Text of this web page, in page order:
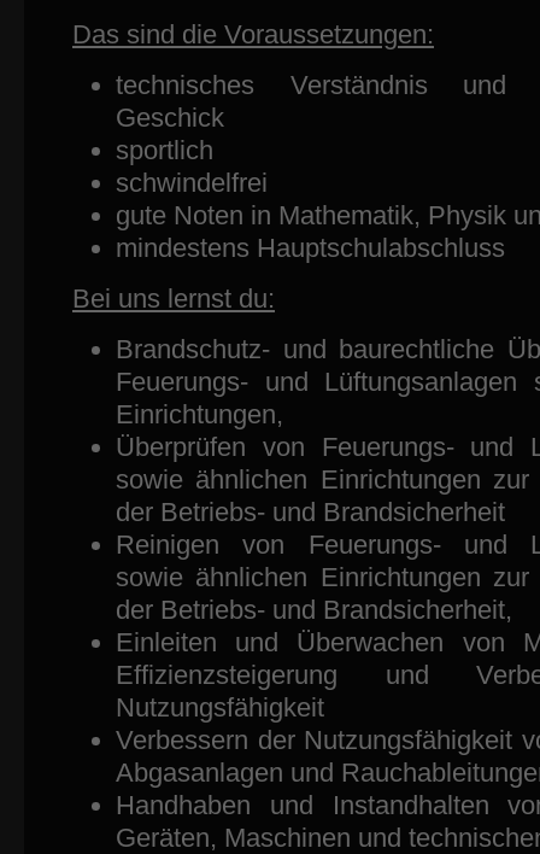
Das sind die Voraussetzungen:
technisches Verständnis und
Geschick
sportlich
schwindelfrei
gute Noten in Mathematik, Physik
mindestens Hauptschulabschluss
Bei uns lernst du:
Brandschutz- und baurechtliche
Feuerungs- und Lüftungsanlagen
Einrichtungen,
Überprüfen von Feuerungs- und
sowie ähnlichen Einrichtungen zur
der Betriebs- und Brandsicherheit
Reinigen von Feuerungs- und
sowie ähnlichen Einrichtungen zur
der Betriebs- und Brandsicherheit,
Einleiten und Überwachen von
Effizienzsteigerung und
Nutzungsfähigkeit
Verbessern der Nutzungsfähigkeit
Abgasanlagen und
Handhaben und Instandhalten
Geräten, Maschinen und